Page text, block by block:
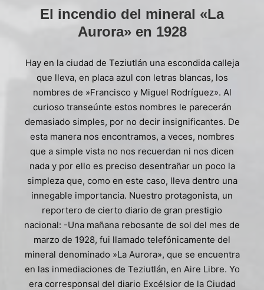
El incendio del mineral «La
Aurora» en 1928
Hay en la ciudad de Teziutlán una escondida calleja
que lleva, en placa azul con letras blancas, los
nombres de »Francisco y Miguel Rodríguez». Al
curioso transeúnte estos nombres le parecerán
demasiado simples, por no decir insignificantes. De
esta manera nos encontramos, a veces, nombres
que a simple vista no nos recuerdan ni nos dicen
nada y por ello es preciso desentrañar un poco la
simpleza que, como en este caso, lleva dentro una
innegable importancia. Nuestro protagonista, un
reportero de cierto diario de gran prestigio
nacional: -Una mañana rebosante de sol del mes de
marzo de 1928, fui llamado telefónicamente del
mineral denominado »La Aurora», que se encuentra
en las inmediaciones de Teziutlán, en Aire Libre. Yo
era corresponsal del diario Excélsior de la Ciudad